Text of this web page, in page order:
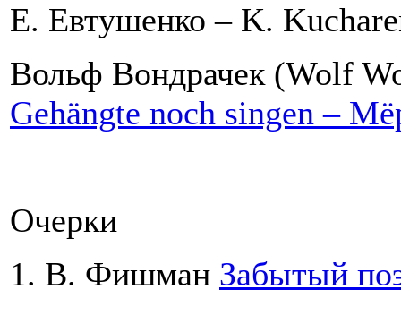
Е. Евтушенко – K.
Вольф Вондрачек (Wolf
Gehängte noch singen –
Очерки
1. В. Фишман Забытый